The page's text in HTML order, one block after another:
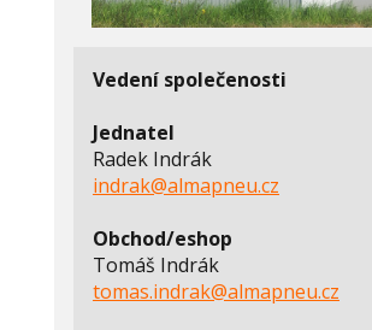
Vedení společenosti
Jednatel
Radek Indrák
indrak@almapneu.cz
Obchod/eshop
Tomáš Indrák
tomas.indrak@almapneu.cz